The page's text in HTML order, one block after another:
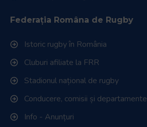
Federația Româna de Rugby
Istoric rugby în România
Cluburi afiliate la FRR
Stadionul național de rugby
Conducere, comisii și departamente
Info - Anunțuri